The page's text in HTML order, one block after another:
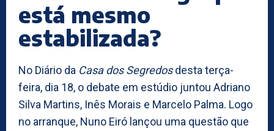
está mesmo
estabilizada?
No Diário da Casa dos Segredosdesta terça-
feira, dia 18, o debate em estúdio juntou Adriano
Silva Martins, Inês Morais e Marcelo Palma. Logo
no arranque, Nuno Eiró lançou uma questão que